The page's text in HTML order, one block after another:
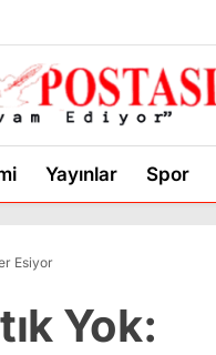
Yayınlar Spor
Esiyor
Yok: